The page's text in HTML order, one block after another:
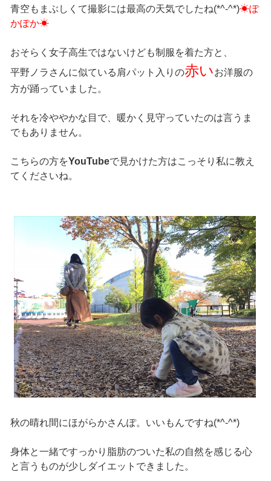
青空もまぶしくて撮影には最高の天気でしたね(*^-^*)☀ぽ
かぽか☀
おそらく女子高生ではないけども制服を着た方と、
平野ノラさんに似ている肩パット入りの赤いお洋服の
方が踊っていました。
それを冷ややかな目で、暖かく見守っていたのは言うま
でもありません。
こちらの方をYouTubeで見かけた方はこっそり私に教え
てくださいね。
秋の晴れ間にほがらかさんぽ。いいもんですね(*^-^*)
身体と一緒ですっかり脂肪のついた私の自然を感じる心
と言うものが少しダイエットできました。